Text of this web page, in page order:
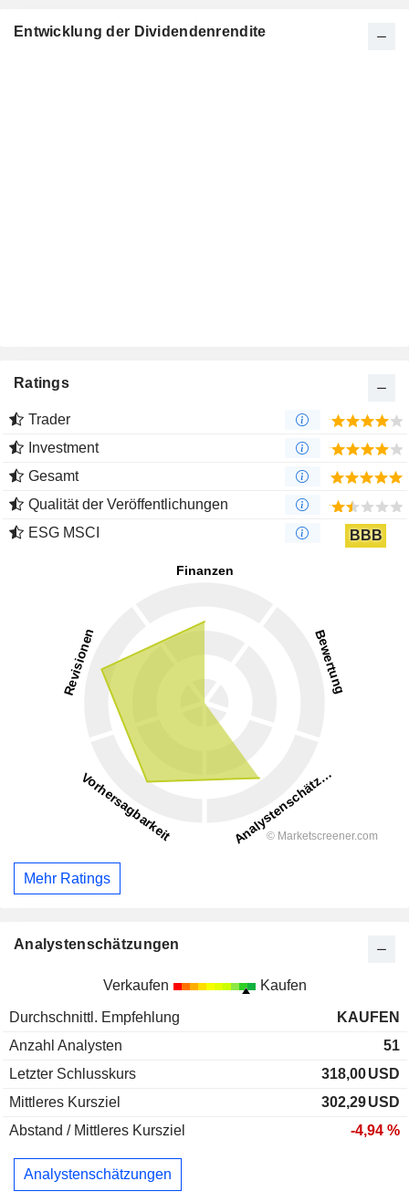
Entwicklung der Dividendenrendite
Ratings
Trader
Investment
Gesamt
Qualität der Veröffentlichungen
ESG MSCI
BBB
Mehr Ratings
Analystenschätzungen
Verkaufen Kaufen
Durchschnittl. Empfehlung
KAUFEN
Anzahl Analysten
51
Letzter Schlusskurs
318,00USD
Mittleres Kursziel
302,29USD
Abstand / Mittleres Kursziel
-4,94 %
Analystenschätzungen